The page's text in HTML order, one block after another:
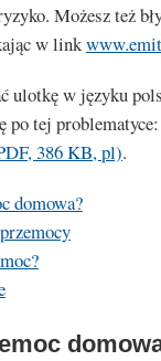
Możesz też
w link
ulotkę w języku
po tej problematyce:
386 KB, pl).
domowa?